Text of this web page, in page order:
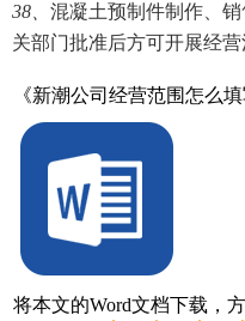
38、 混凝土预制件制作、
关部门批准后方可开展经营
《新潮公司经营范围怎么
将本文的Word文档下载，